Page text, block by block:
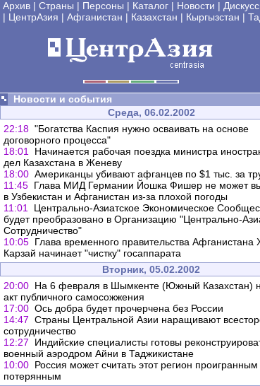
Архив | Страны | Персоны | Каталог | Новости |
| ЦентрАзия | Афганистан | Казахстан | Кыргызстан |
Новости и события
Среда, 06.02.2002
22:18 "Богатства Каспия нужно осваивать на основе
договорного процесса"
18:01
Начинается рабочая поездка министра
дел Казахстана в Женеву
18:00 Американцы убивают афганцев по $1 тыс. за
11:45 Глава МИД Германии Йошка Фишер не может
в Узбекистан и Афганистан из-за плохой погоды
11:01
Центрально-Азиатское Экономическое
будет преобразовано в Организацию "Центрально-
Сотрудничество"
10:05 Глава временного правительства Афганистана
Карзай начинает "чистку" госаппарата
Вторник, 05.02.2002
20:00 На 6 февраля в Шымкенте (Южный Казахстан)
акт публичного самосожжения
17:00 Ось добра будет прочерчена без России
14:47 Страны Центральной Азии наращивают
сотрудничество
12:27
Индийские специалисты готовы
военный аэродром Айни в Таджикистане
10:00 Россия может считать этот регион проигранным
потерянным